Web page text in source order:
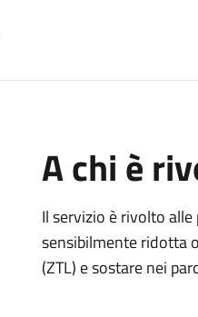
A chi è
Il servizio è rivolto
sensibilmente ridotta
(ZTL) e sostare nei